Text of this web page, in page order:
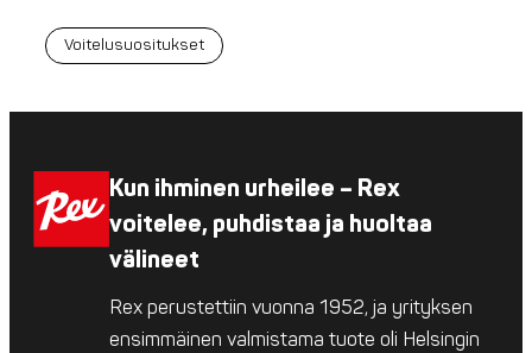
Voitelusuositukset
Kun ihminen urheilee – Rex
voitelee, puhdistaa ja huoltaa
välineet
Rex perustettiin vuonna 1952, ja yrityksen
ensimmäinen valmistama tuote oli Helsingin